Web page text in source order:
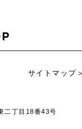
サイトマップ
二丁目18番43号